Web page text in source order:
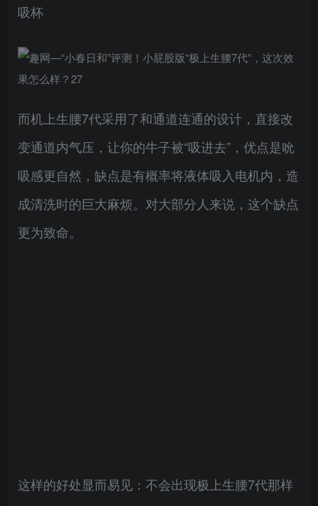
吸杯
而机上生腰7代采用了和通道连通的设计，直接改
变通道内气压，让你的牛子被“吸进去”，优点是吮
吸感更自然，缺点是有概率将液体吸入电机内，造
成清洗时的巨大麻烦。对大部分人来说，这个缺点
更为致命。
这样的好处显而易见：不会出现极上生腰7代那样